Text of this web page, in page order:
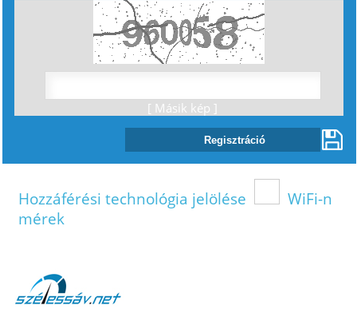
[ Másik kép ]
Hozzáférési technológia jelölése
WiFi-n
mérek